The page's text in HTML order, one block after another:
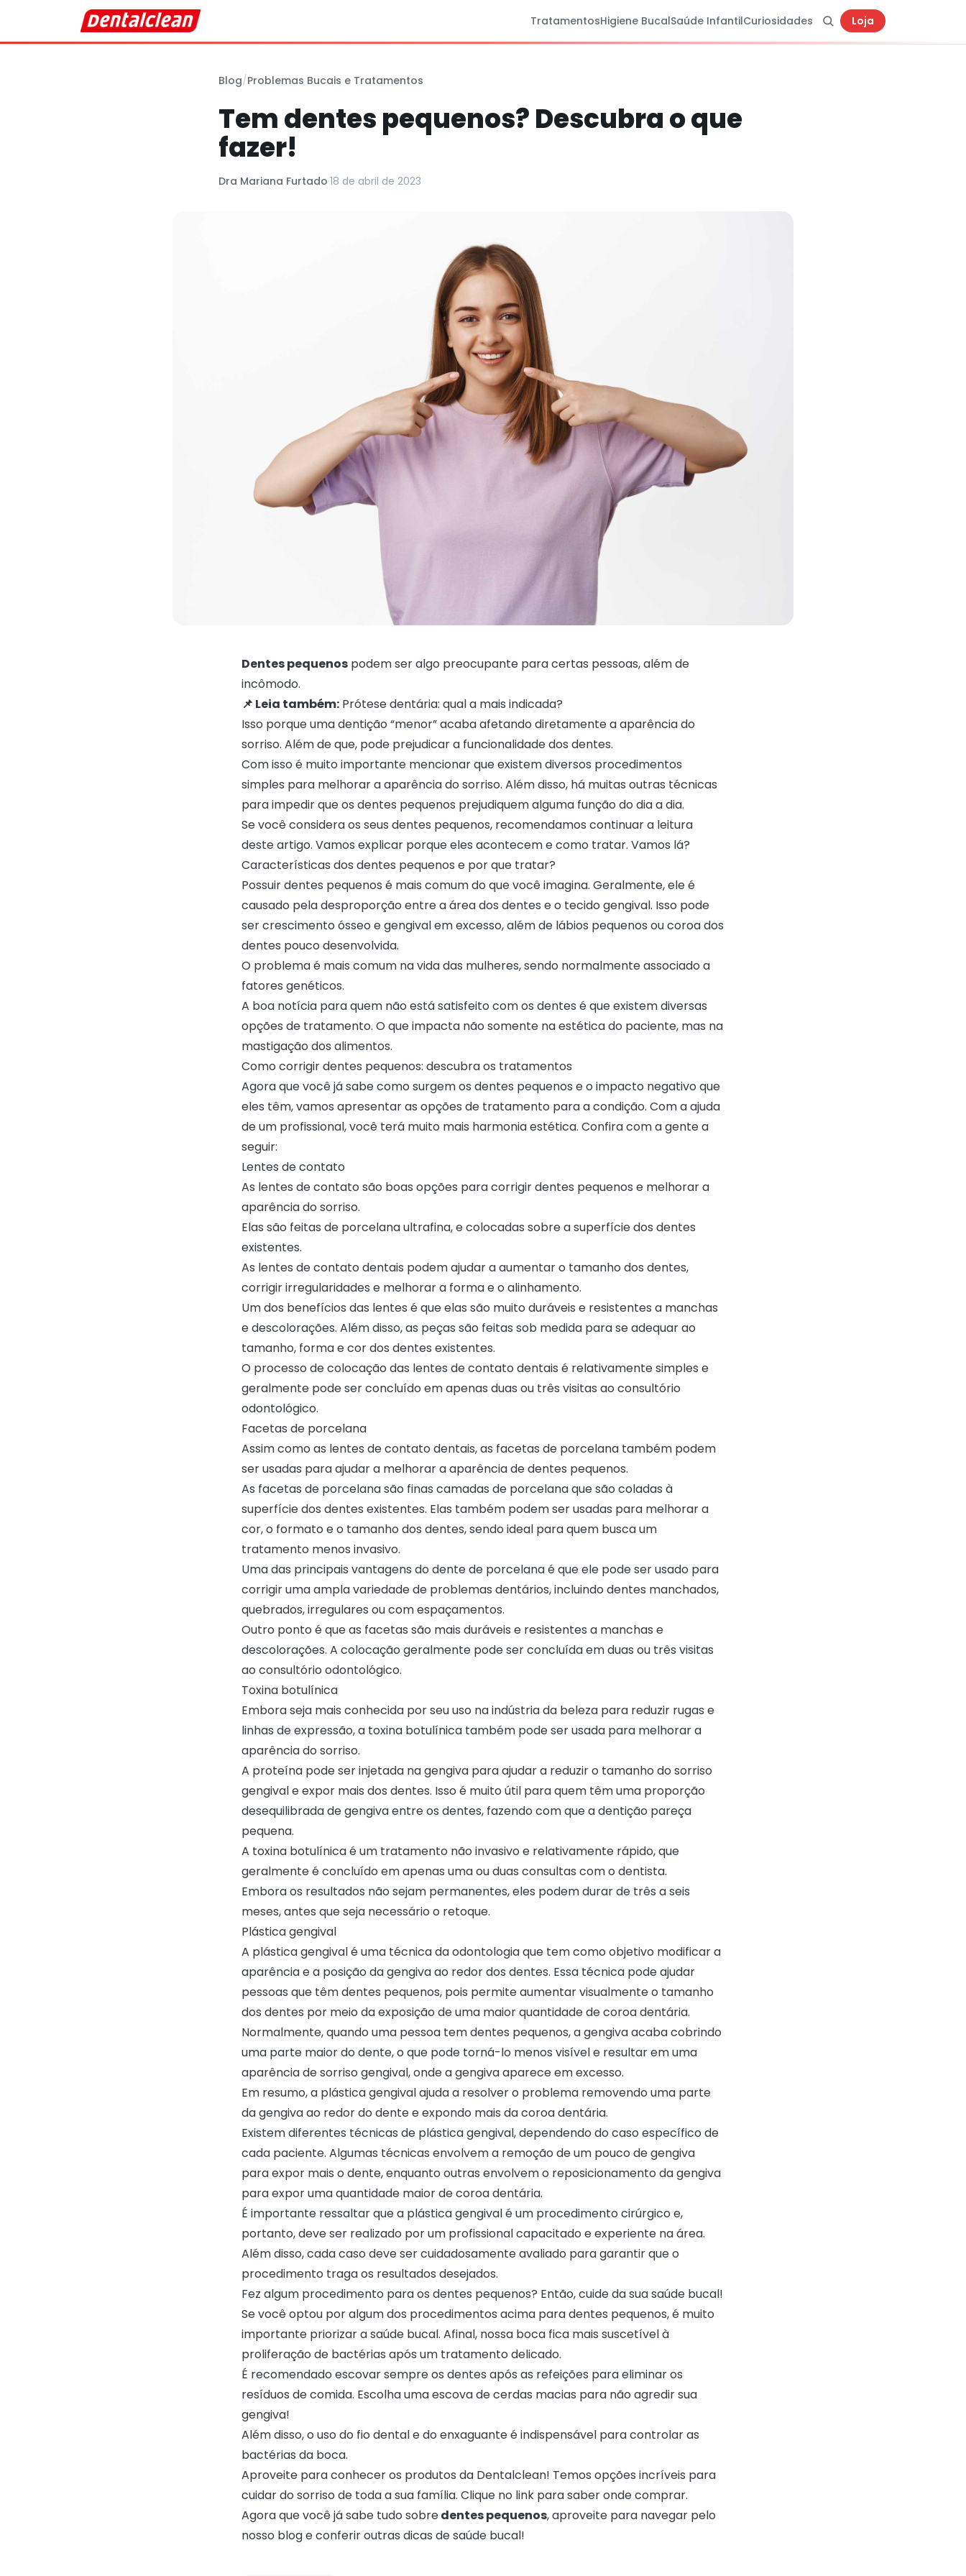
TratamentosHigiene BucalSaúde InfantilCuriosidades Loja
Blog/Problemas Bucais e Tratamentos
Tem dentes pequenos? Descubra o que
fazer!
Dra Mariana Furtado·18 de abril de 2023
Dentes pequenos podem ser algo preocupante para certas pessoas, além de
incômodo.
📌 Leia também: Prótese dentária: qual a mais indicada?
Isso porque uma dentição “menor” acaba afetando diretamente a aparência do
sorriso. Além de que, pode prejudicar a funcionalidade dos dentes.
Com isso é muito importante mencionar que existem diversos procedimentos
simples para melhorar a aparência do sorriso. Além disso, há muitas outras técnicas
para impedir que os dentes pequenos prejudiquem alguma função do dia a dia.
Se você considera os seus dentes pequenos, recomendamos continuar a leitura
deste artigo. Vamos explicar porque eles acontecem e como tratar. Vamos lá?
Características dos dentes pequenos e por que tratar?
Possuir dentes pequenos é mais comum do que você imagina. Geralmente, ele é
causado pela desproporção entre a área dos dentes e o tecido gengival. Isso pode
ser crescimento ósseo e gengival em excesso, além de lábios pequenos ou coroa dos
dentes pouco desenvolvida.
O problema é mais comum na vida das mulheres, sendo normalmente associado a
fatores genéticos.
A boa notícia para quem não está satisfeito com os dentes é que existem diversas
opções de tratamento. O que impacta não somente na estética do paciente, mas na
mastigação dos alimentos.
Como corrigir dentes pequenos: descubra os tratamentos
Agora que você já sabe como surgem os dentes pequenos e o impacto negativo que
eles têm, vamos apresentar as opções de tratamento para a condição. Com a ajuda
de um profissional, você terá muito mais harmonia estética. Confira com a gente a
seguir:
Lentes de contato
As lentes de contato são boas opções para corrigir dentes pequenos e melhorar a
aparência do sorriso.
Elas são feitas de porcelana ultrafina, e colocadas sobre a superfície dos dentes
existentes.
As lentes de contato dentais podem ajudar a aumentar o tamanho dos dentes,
corrigir irregularidades e melhorar a forma e o alinhamento.
Um dos benefícios das lentes é que elas são muito duráveis e resistentes a manchas
e descolorações. Além disso, as peças são feitas sob medida para se adequar ao
tamanho, forma e cor dos dentes existentes.
O processo de colocação das lentes de contato dentais é relativamente simples e
geralmente pode ser concluído em apenas duas ou três visitas ao consultório
odontológico.
Facetas de porcelana
Assim como as lentes de contato dentais, as facetas de porcelana também podem
ser usadas para ajudar a melhorar a aparência de dentes pequenos.
As facetas de porcelana são finas camadas de porcelana que são coladas à
superfície dos dentes existentes. Elas também podem ser usadas para melhorar a
cor, o formato e o tamanho dos dentes, sendo ideal para quem busca um
tratamento menos invasivo.
Uma das principais vantagens do dente de porcelanaé que ele pode ser usado para
corrigir uma ampla variedade de problemas dentários, incluindo dentes manchados,
quebrados, irregulares ou com espaçamentos.
Outro ponto é que as facetas são mais duráveis e resistentes a manchas e
descolorações. A colocação geralmente pode ser concluída em duas ou três visitas
ao consultório odontológico.
Toxina botulínica
Embora seja mais conhecida por seu uso na indústria da beleza para reduzir rugas e
linhas de expressão, a toxina botulínica também pode ser usada para melhorar a
aparência do sorriso.
A proteína pode ser injetada na gengiva para ajudar a reduzir o tamanho do sorriso
gengival e expor mais dos dentes. Isso é muito útil para quem têm uma proporção
desequilibrada de gengiva entre os dentes, fazendo com que a dentição pareça
pequena.
A toxina botulínica é um tratamento não invasivo e relativamente rápido, que
geralmente é concluído em apenas uma ou duas consultas com o dentista.
Embora os resultados não sejam permanentes, eles podem durar de três a seis
meses, antes que seja necessário o retoque.
Plástica gengival
A plástica gengival é uma técnica da odontologia que tem como objetivo modificar a
aparência e a posição da gengiva ao redor dos dentes. Essa técnica pode ajudar
pessoas que têm dentes pequenos, pois permite aumentar visualmente o tamanho
dos dentes por meio da exposição de uma maior quantidade de coroa dentária.
Normalmente, quando uma pessoa tem dentes pequenos, a gengiva acaba cobrindo
uma parte maior do dente, o que pode torná-lo menos visível e resultar em uma
aparência desorriso gengival, onde a gengiva aparece em excesso.
Em resumo, a plástica gengival ajuda a resolver o problema removendo uma parte
da gengiva ao redor do dente e expondo mais da coroa dentária.
Existem diferentes técnicas de plástica gengival, dependendo do caso específico de
cada paciente. Algumas técnicas envolvem a remoção de um pouco de gengiva
para expor mais o dente, enquanto outras envolvem o reposicionamento da gengiva
para expor uma quantidade maior de coroa dentária.
É importante ressaltar que a plástica gengival é um procedimento cirúrgico e,
portanto, deve ser realizado por um profissional capacitado e experiente na área.
Além disso, cada caso deve ser cuidadosamente avaliado para garantir que o
procedimento traga os resultados desejados.
Fez algum procedimento para os dentes pequenos? Então, cuide da sua saúde bucal!
Se você optou por algum dos procedimentos acima para dentes pequenos, é muito
importante priorizar a saúde bucal. Afinal, nossa boca fica mais suscetível à
proliferação de bactérias após um tratamento delicado.
É recomendado escovar sempre os dentes após as refeições para eliminar os
resíduos de comida. Escolha uma escova de cerdas macias para não agredir sua
gengiva!
Além disso, o uso do fio dental e do enxaguante é indispensável para controlar as
bactérias da boca.
Aproveite para conhecer os produtos da Dentalclean! Temos opções incríveis para
cuidar do sorriso de toda a sua família. Clique no link para saberonde comprar.
Agora que você já sabe tudo sobredentes pequenos, aproveite para navegar pelo
nosso blog e conferir outras dicas de saúde bucal!